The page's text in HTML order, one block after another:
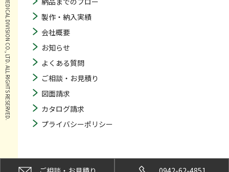
製作・納入実績
会社概要
お知らせ
よくある質問
ご相談・お見積り
図面請求
カタログ請求
プライバシーポリシー